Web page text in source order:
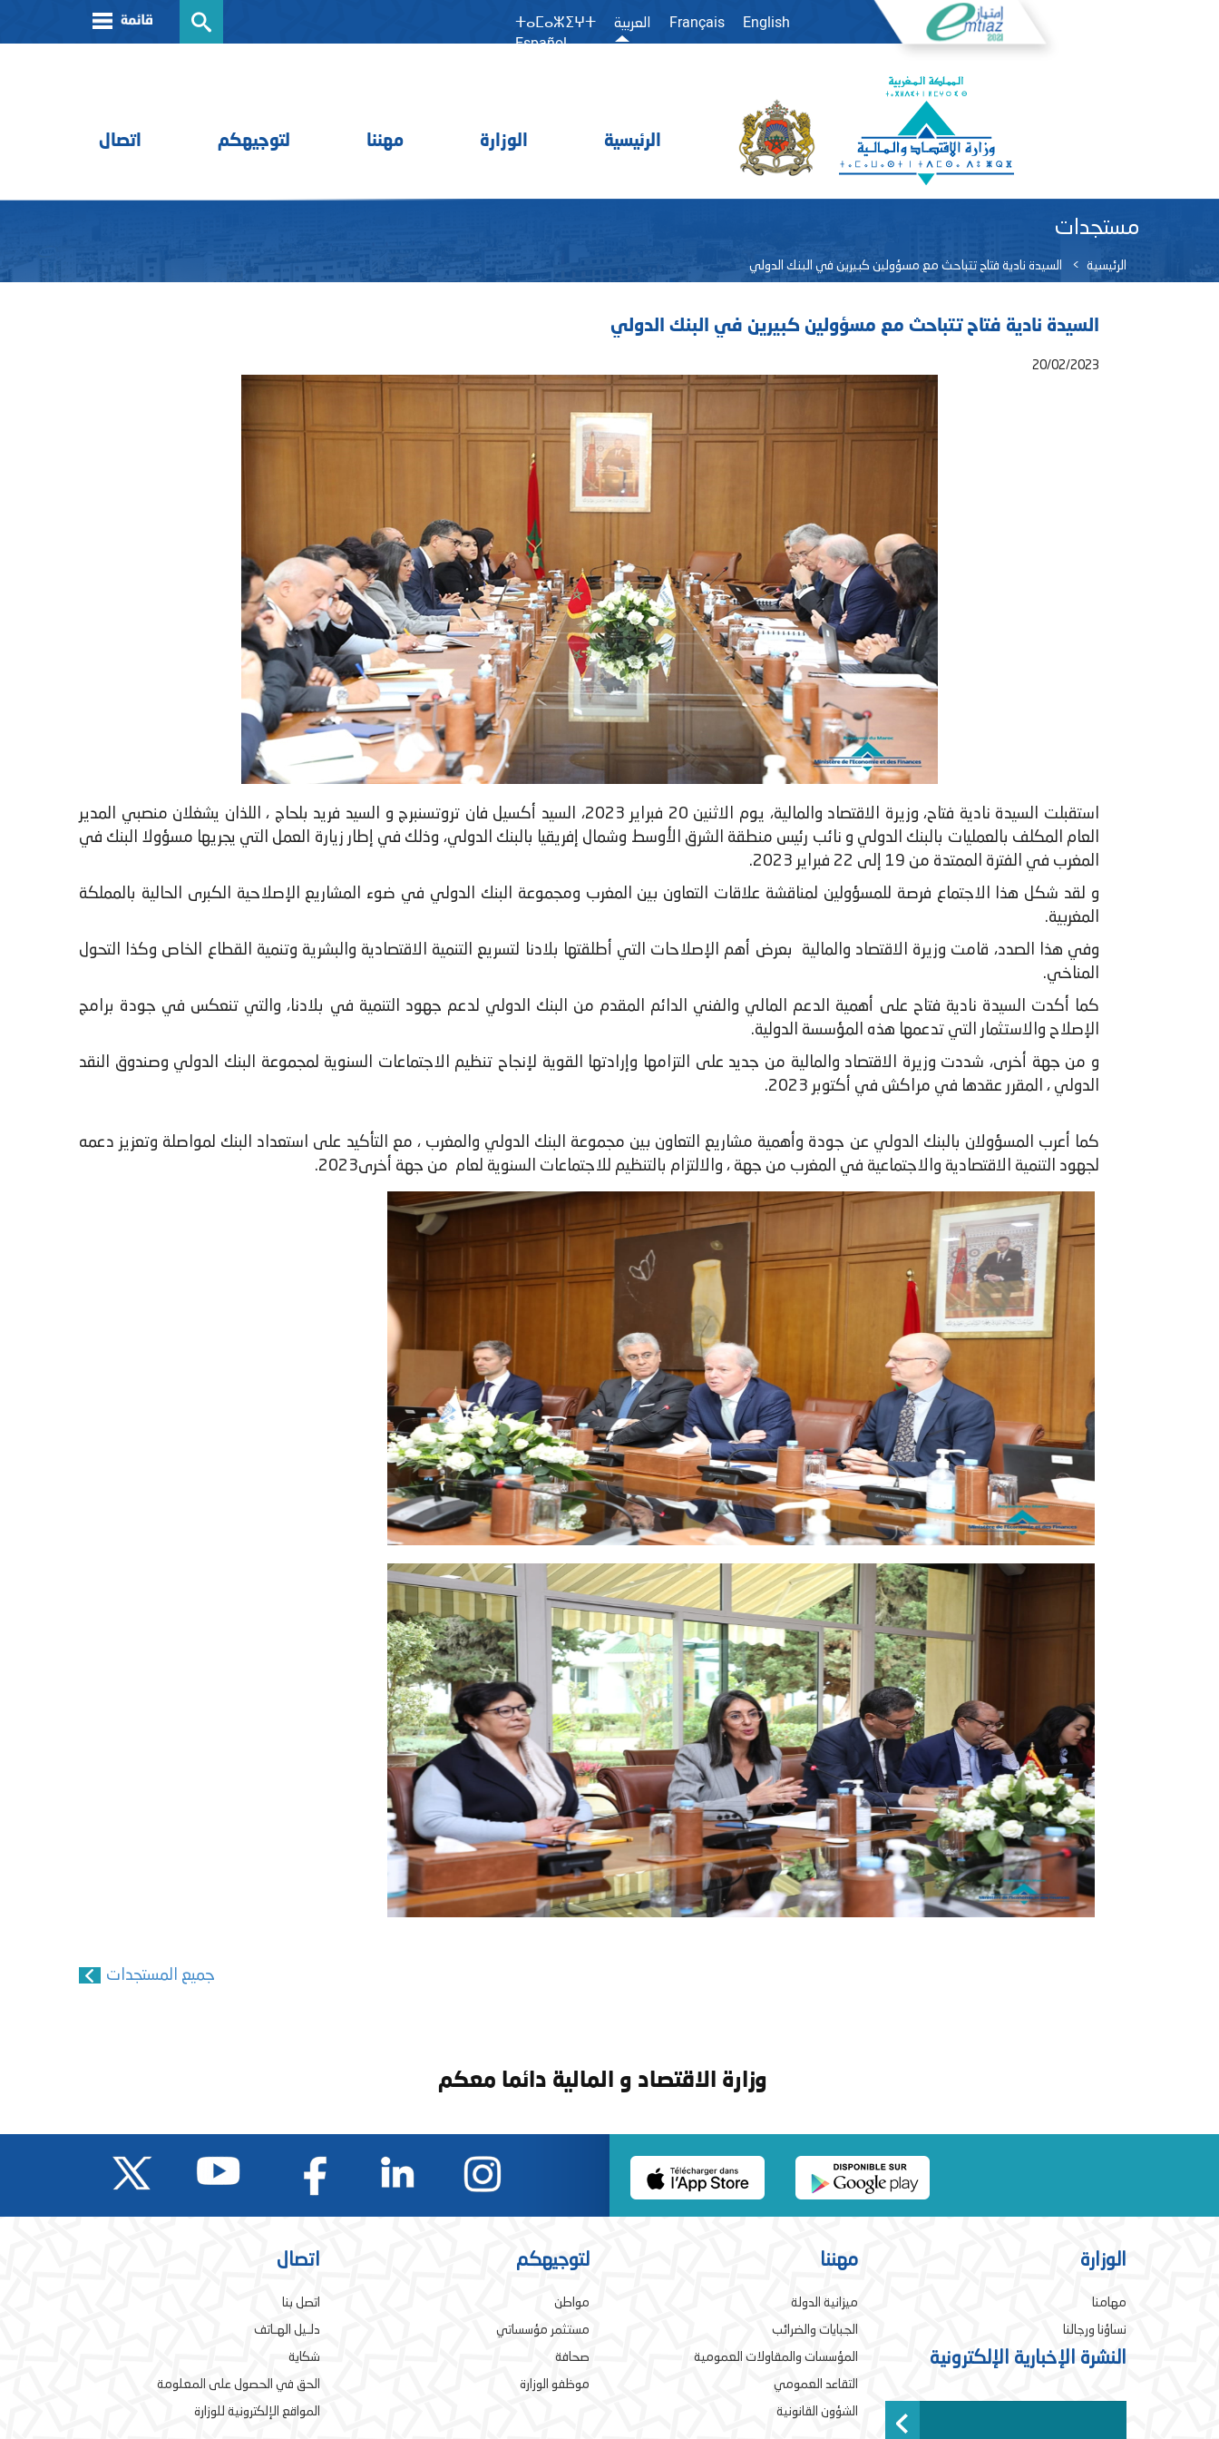
ⵜⴰⵎⴰⵣⵉⵖⵜ العربية Français
English
Español
الرئيسية الوزارة مهننا لتوجيهكم اتصال
مستجدات
الرئيسية السيدة نادية فتاح تتباحث مع مسؤولين كبيرين في البنك الدولي
السيدة نادية فتاح تتباحث مع مسؤولين كبيرين في البنك الدولي
20/02/2023
استقبلت السيدة نادية فتاح، وزيرة الاقتصاد والمالية، يوم الاثنين 20 فبراير 2023، السيد أكسيل فان تروتسنبرج و السيد فريد بلحاج ، اللذان يشغلان منصبي المدير
العام المكلف بالعمليات بالبنك الدولي و نائب رئيس منطقة الشرق الأوسط وشمال إفريقيا بالبنك الدولي، وذلك في إطار زيارة العمل التي يجريها مسؤولا البنك في
المغرب في الفترة الممتدة من 19 إلى 22 فبراير 2023.
و لقد شكل هذا الاجتماع فرصة للمسؤولين لمناقشة علاقات التعاون بين المغرب ومجموعة البنك الدولي في ضوء المشاريع الإصلاحية الكبرى الحالية بالمملكة
المغربية.
وفي هذا الصدد، قامت وزيرة الاقتصاد والمالية بعرض أهم الإصلاحات التي أطلقتها بلادنا لتسريع التنمية الاقتصادية والبشرية وتنمية القطاع الخاص وكذا التحول
المناخي.
كما أكدت السيدة نادية فتاح على أهمية الدعم المالي والفني الدائم المقدم من البنك الدولي لدعم جهود التنمية في بلادنا، والتي تنعكس في جودة برامج
الإصلاح والاستثمار التي تدعمها هذه المؤسسة الدولية.
و من جهة أخرى، شددت وزيرة الاقتصاد والمالية من جديد على التزامها وإرادتها القوية لإنجاح تنظيم الاجتماعات السنوية لمجموعة البنك الدولي وصندوق النقد
الدولي ، المقرر عقدها في مراكش في أكتوبر 2023.
كما أعرب المسؤولان بالبنك الدولي عن جودة وأهمية مشاريع التعاون بين مجموعة البنك الدولي والمغرب ، مع التأكيد على استعداد البنك لمواصلة وتعزيز دعمه
لجهود التنمية الاقتصادية والاجتماعية في المغرب من جهة ، والالتزام بالتنظيم للاجتماعات السنوية لعام من جهة أخرى2023.
جميع المستجدات
وزارة الاقتصاد و المالية دائما معكم
اتصال
اتصل بنا
دلـيل الهـاتف
شكاية
الحق في الحصول على المعلومة
المواقع الإلكترونية للوزارة
لتوجيهكم
مواطن
مستثمر مؤسساتي
صحافة
موظفو الوزارة
مهننا
ميزانية الدولة
الجبايات والضرائب
المؤسسات والمقاولات العمومية
التقاعد العمومي
الشؤون القانونية
الوزارة
مهامنا
نساؤنا ورجالنا
النشرة الإخبارية الإلكترونية